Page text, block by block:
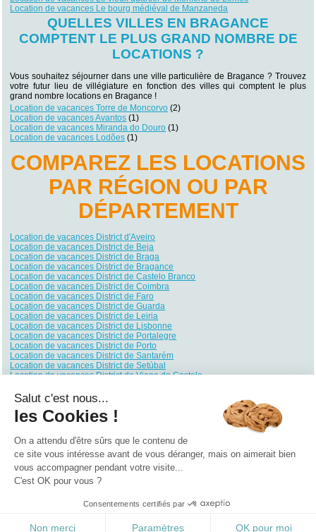
Location de vacances Le bourg médiéval de Manzaneda
QUELLES VILLES EN BRAGANCE
COMPTENT LE PLUS GRAND NOMBRE DE
LOCATIONS ?
Vous souhaitez séjourner dans une ville particulière de Bragance ? Trouvez
votre futur lieu de villégiature en fonction des villes qui comptent le plus
grand nombre locations en Bragance !
Location de vacances Torre de Moncorvo (2)
Location de vacances Avantos (1)
Location de vacances Miranda do Douro (1)
Location de vacances Lodões (1)
COMPAREZ LES LOCATIONS
PAR RÉGION OU PAR
DÉPARTEMENT
Location de vacances District d'Aveiro
Location de vacances District de Beja
Location de vacances District de Braga
Location de vacances District de Bragance
Location de vacances District de Castelo Branco
Location de vacances District de Coimbra
Location de vacances District de Faro
Location de vacances District de Guarda
Location de vacances District de Leiria
Location de vacances District de Lisbonne
Location de vacances District de Portalegre
Location de vacances District de Porto
Location de vacances District de Santarém
Location de vacances District de Setúbal
Location de vacances District de Viana do Castelo
Location de vacances District de Viseu
Location de vacances District d'Évora
Location de vacances Les Açores
Location de vacances Madère
Qui sommes nous ? | Contactez-nous Nos partenaires
Campings Hôtels Locations vacances
0.352
Salut c'est nous...
les Cookies !
On a attendu d'être sûrs que le contenu de
ce site vous intéresse avant de vous déranger, mais on aimerait bien
vous accompagner pendant votre visite...
C'est OK pour vous ?
Consentements certifiés par
Non merci Paramètres OK pour moi